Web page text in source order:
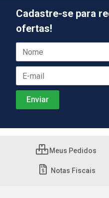
Cadastre-se para
ofertas!
Meus Pedidos
Notas Fiscais